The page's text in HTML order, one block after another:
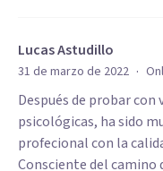
Lucas Astudillo
31 de marzo de 2022 ·
Después de probar
psicológicas, ha sido
profecional con la
Consciente del camino